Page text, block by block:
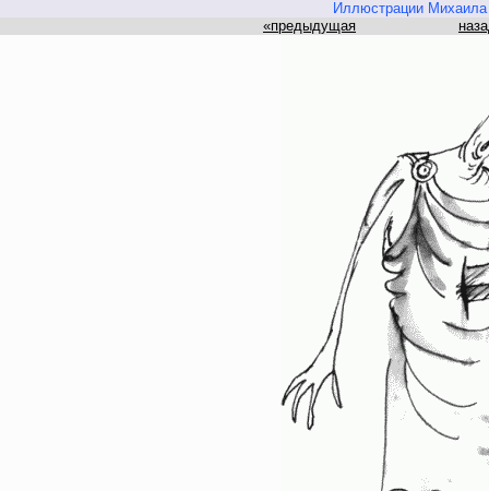
Иллюстрации Михаила
«предыдущая